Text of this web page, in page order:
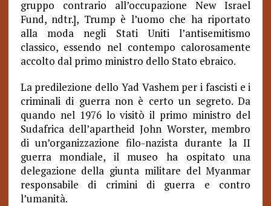
gruppo contrario all’occupazione New Israel
Fund, ndtr.], Trump è l’uomo che ha riportato
alla moda negli Stati Uniti l’antisemitismo
classico, essendo nel contempo calorosamente
accolto dal primo ministro dello Stato ebraico.
La predilezione dello Yad Vashem per i fascisti e i
criminali di guerra non è certo un segreto. Da
quando nel 1976 lo visitò il primo ministro del
Sudafrica dell’apartheid John Worster, membro
di un’organizzazione filo-nazista durante la II
guerra mondiale, il museo ha ospitato una
delegazione della giunta militare del Myanmar
responsabile di crimini di guerra e contro
l’umanità.